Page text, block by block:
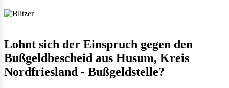
Lohnt sich der Einspruch gegen den
Bußgeldbescheid aus Husum, Kreis
Nordfriesland - Bußgeldstelle?